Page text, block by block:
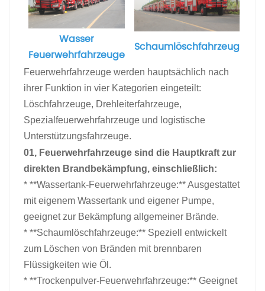
Wasser
Feuerwehrfahrzeuge
Schaumlöschfahrzeug
Feuerwehrfahrzeuge werden hauptsächlich nach
ihrer Funktion in vier Kategorien eingeteilt:
Löschfahrzeuge, Drehleiterfahrzeuge,
Spezialfeuerwehrfahrzeuge und logistische
Unterstützungsfahrzeuge.
01, Feuerwehrfahrzeuge sind die Hauptkraft zur
direkten Brandbekämpfung, einschließlich:
* **Wassertank-Feuerwehrfahrzeuge:** Ausgestattet
mit eigenem Wassertank und eigener Pumpe,
geeignet zur Bekämpfung allgemeiner Brände.
* **Schaumlöschfahrzeuge:** Speziell entwickelt
zum Löschen von Bränden mit brennbaren
Flüssigkeiten wie Öl.
* **Trockenpulver-Feuerwehrfahrzeuge:** Geeignet